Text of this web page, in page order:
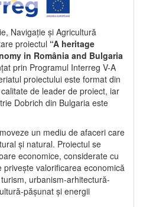
Navigație și Agricultură
proiectul “A heritage
in România and Bulgaria
prin Programul Interreg V-A
proiectului este format din
de leader de proiect, iar
Dobrich din Bulgaria este
un mediu de afaceri care
și natural. Proiectul se
economice, considerate cu
valorificarea economică
urbanism-arhitectură-
pășunat și energii